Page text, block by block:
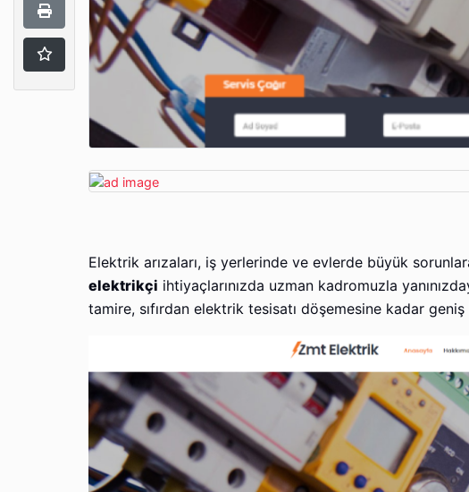
Elektrik arızaları, iş yerlerinde ve evlerde büyük
elektrikçi ihtiyaçlarınızda uzman kadromuzla
tamire, sıfırdan elektrik tesisatı döşemesine kadar